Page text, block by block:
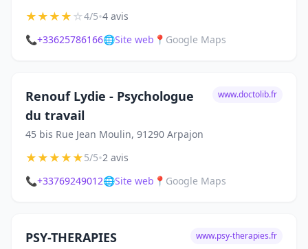
★★★★☆4/5•4 avis
📞+33625786166🌐Site web 📍 Google Maps
Renouf Lydie - Psychologue
du travail
45 bis Rue Jean Moulin, 91290 Arpajon
www.doctolib.fr
★★★★★5/5•2 avis
📞+33769249012🌐Site web 📍 Google Maps
PSY-THERAPIES www.psy-therapies.fr